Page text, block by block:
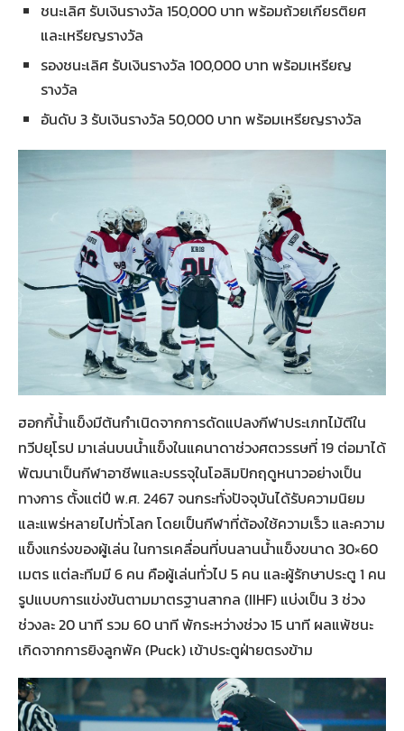
ชนะเลิศ รับเงินรางวัล 150,000 บาท พร้อมถ้วยเกียรติยศ
และเหรียญรางวัล
รองชนะเลิศ รับเงินรางวัล 100,000 บาท พร้อมเหรียญ
รางวัล
อันดับ 3 รับเงินรางวัล 50,000 บาท พร้อมเหรียญรางวัล
ฮอกกี้น้ำแข็งมีต้นกำเนิดจากการดัดแปลงกีฬาประเภทไม้ตีใน
ทวีปยุโรป มาเล่นบนน้ำแข็งในแคนาดาช่วงศตวรรษที่ 19 ต่อมาได้
พัฒนาเป็นกีฬาอาชีพและบรรจุในโอลิมปิกฤดูหนาวอย่างเป็น
ทางการ ตั้งแต่ปี พ.ศ. 2467 จนกระทั่งปัจจุบันได้รับความนิยม
และแพร่หลายไปทั่วโลก โดยเป็นกีฬาที่ต้องใช้ความเร็ว และความ
แข็งแกร่งของผู้เล่น ในการเคลื่อนที่บนลานน้ำแข็งขนาด 30×60
เมตร แต่ละทีมมี 6 คน คือผู้เล่นทั่วไป 5 คน และผู้รักษาประตู 1 คน
รูปแบบการแข่งขันตามมาตรฐานสากล (IIHF) แบ่งเป็น 3 ช่วง
ช่วงละ 20 นาที รวม 60 นาที พักระหว่างช่วง 15 นาที ผลแพ้ชนะ
เกิดจากการยิงลูกพัค (Puck) เข้าประตูฝ่ายตรงข้าม